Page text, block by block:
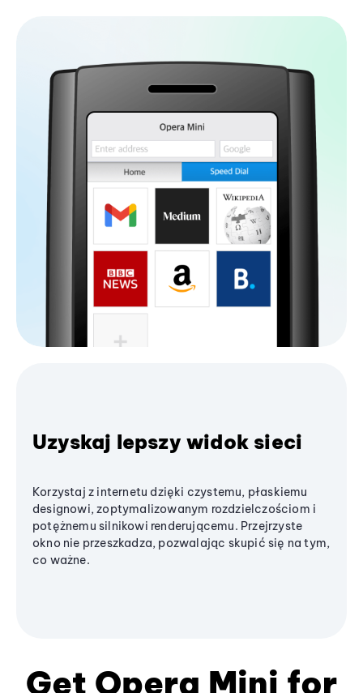
Uzyskaj lepszy widok sieci
Korzystaj z internetu dzięki czystemu, płaskiemu
designowi, zoptymalizowanym rozdzielczościom i
potężnemu silnikowi renderującemu. Przejrzyste
okno nie przeszkadza, pozwalając skupić się na tym,
co ważne.
Get Opera Mini for